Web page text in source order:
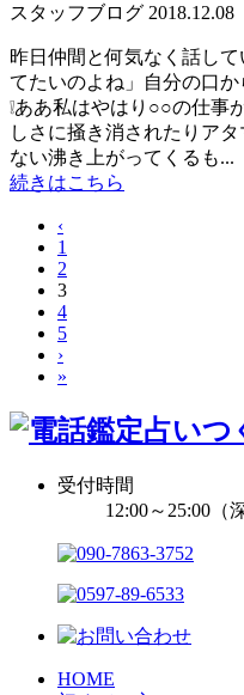
スタッフブログ 2018.12.08
昨日仲間と何気なく話し
てたいのよね」自分の口
❕ああ私はやはり○○の仕
しさに掻き消されたりア
ない沸き上がってくるも...
続きはこちら
‹
1
2
3
4
5
›
»
受付時間
12:00～25:00（
HOME